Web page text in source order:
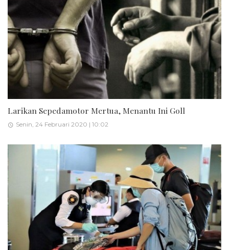
Larikan Sepedamotor Mertua, Menantu Ini Goll
Senin, 24 Februari 2020 | 10:02